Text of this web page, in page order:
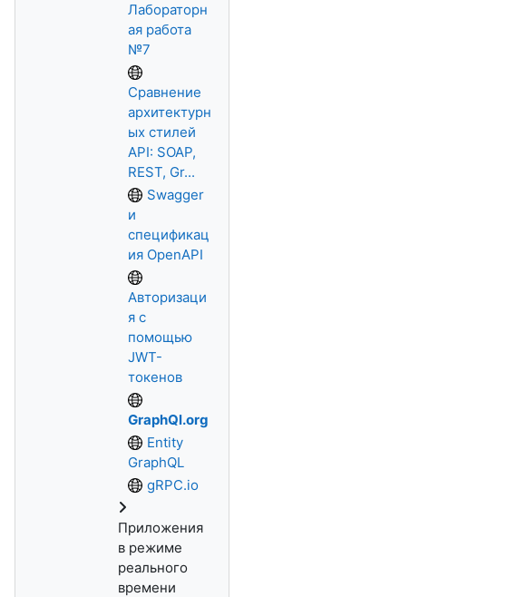
Лабораторн
ая работа
№7
Сравнение
архитектурн
ых стилей
API: SOAP,
REST, Gr...
Swagger
и
спецификац
ия OpenAPI
Авторизаци
я с
помощью
JWT-
токенов
GraphQl.org
Entity
GraphQL
gRPC.io
Приложения
в режиме
реального
времени